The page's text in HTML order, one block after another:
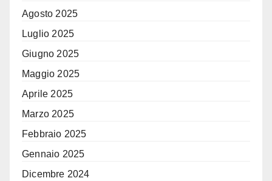
Agosto 2025
Luglio 2025
Giugno 2025
Maggio 2025
Aprile 2025
Marzo 2025
Febbraio 2025
Gennaio 2025
Dicembre 2024